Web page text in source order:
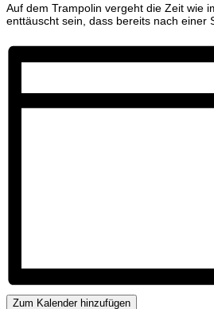
Auf dem Trampolin vergeht die Zeit wie
enttäuscht sein, dass bereits nach einer
Zum Kalender hinzufügen